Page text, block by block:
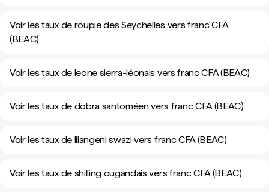
Voir les taux de roupie des Seychelles vers franc CFA
(BEAC)
Voir les taux de leone sierra-léonais vers franc CFA (BEAC)
Voir les taux de dobra santoméen vers franc CFA (BEAC)
Voir les taux de lilangeni swazi vers franc CFA (BEAC)
Voir les taux de shilling ougandais vers franc CFA (BEAC)